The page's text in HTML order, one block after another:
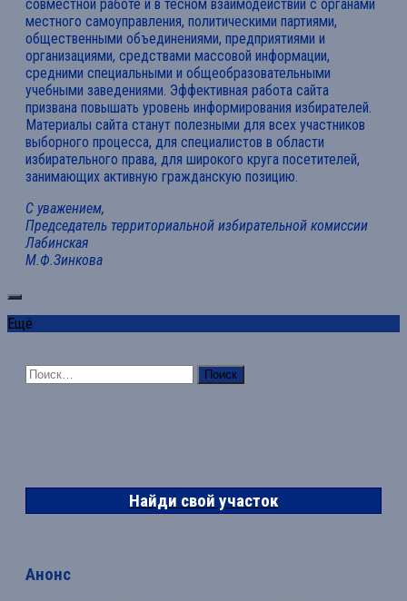
совместной работе и в тесном взаимодействии с органами
местного самоуправления, политическими партиями,
общественными объединениями, предприятиями и
организациями, средствами массовой информации,
средними специальными и общеобразовательными
учебными заведениями. Эффективная работа сайта
призвана повышать уровень информирования избирателей.
Материалы сайта станут полезными для всех участников
выборного процесса, для специалистов в области
избирательного права, для широкого круга посетителей,
занимающих активную гражданскую позицию.
С уважением,
Председатель территориальной избирательной комиссии
Лабинская
М.Ф.Зинкова
Ещё
Найти:
Найди свой участок
Анонс